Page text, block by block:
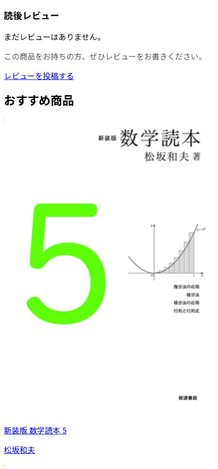
読後レビュー
まだレビューはありません。
この商品をお持ちの方、ぜひレビューをお書きください。
レビューを投稿する
おすすめ商品
新装版 数学読本 5
松坂和夫